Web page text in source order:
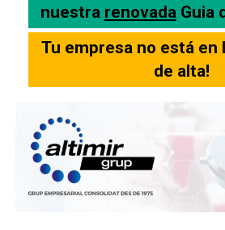
nuestra renovadaGuia
Tu empresa no está en
de alta!